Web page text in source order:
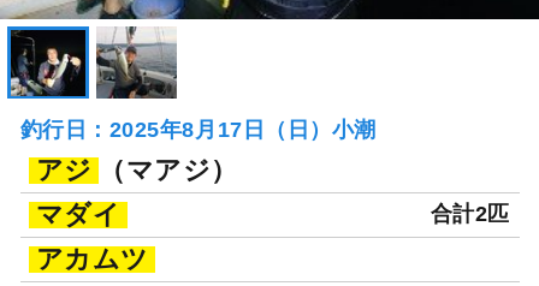
釣行日：2025年8月17日（日）小潮
アジ
（マアジ）
マダイ
合計2匹
アカムツ